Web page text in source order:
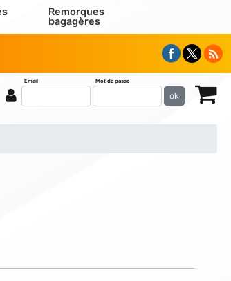
Remorques
bagagères
Email Mot de passe
ok